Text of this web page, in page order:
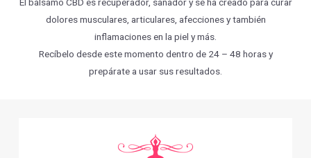
El bálsamo CBD es recuperador, sanador y se ha creado para curar
dolores musculares, articulares, afecciones y también
inflamaciones en la piel y más.
Recíbelo desde este momento dentro de 24 – 48 horas y
prepárate a usar sus resultados.